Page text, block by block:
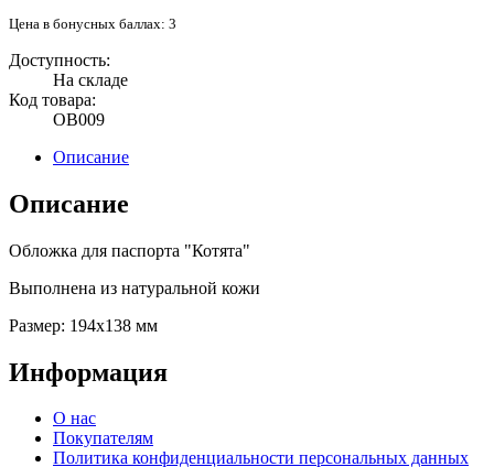
Цена в бонусных баллах: 3
Доступность:
На складе
Код товара:
OB009
Описание
Описание
Обложка для паспорта "Котята"
Выполнена из натуральной кожи
Размер: 194x138 мм
Информация
О нас
Покупателям
Политика конфиденциальности персональных данных